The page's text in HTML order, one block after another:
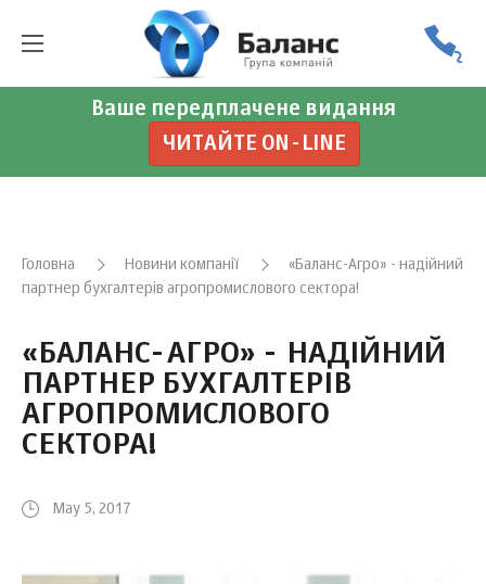
Ваше передплачене видання
ЧИТАЙТЕ ON-LINE
Головна Новини компанії
«Баланс-Агро» - надійний
партнер бухгалтерів агропромислового сектора!
«БАЛАНС-АГРО» - НАДІЙНИЙ
ПАРТНЕР БУХГАЛТЕРІВ
АГРОПРОМИСЛОВОГО
СЕКТОРА!
May 5, 2017